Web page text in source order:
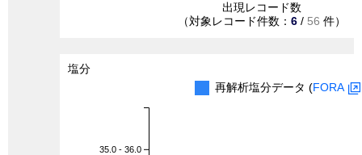
出現レコード数
（対象レコード件数： 6 / 56 件）
塩分
再解析塩分データ (FORA
35.0 - 36.0